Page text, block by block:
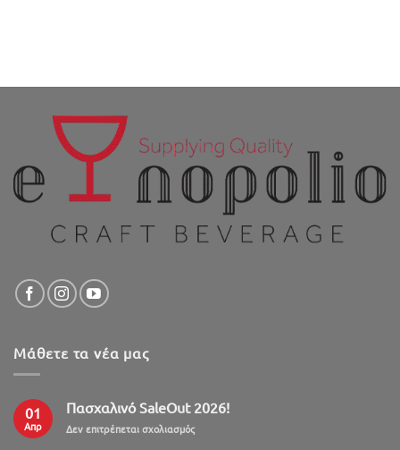
Μάθετε τα νέα μας
01
Απρ
Πασχαλινό SaleOut 2026!
Δεν επιτρέπεται σχολιασμόςστο